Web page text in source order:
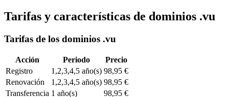
Tarifas y características de dominios .vu
Tarifas de los dominios .vu
Acción Periodo
Precio
Registro
1,2,3,4,5 año(s) 98,95 €
Renovación
1,2,3,4,5 año(s) 98,95 €
Transferencia 1 año(s) 98,95 €